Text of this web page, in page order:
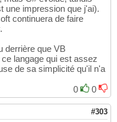
une impression que j'ai).
continuera de faire
derrière que VB
langage qui est assez
de sa simplicité qu'il n'a
0
0
#303